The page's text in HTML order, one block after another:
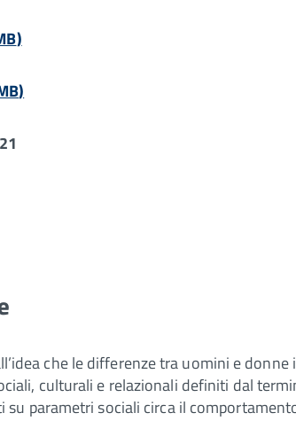
)
)
che le differenze tra uomini e
culturali e relazionali definiti dal
parametri sociali circa il